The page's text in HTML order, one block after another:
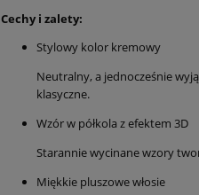
Cechy i zalety:
Stylowy kolor kremowy
Neutralny, a jednocześnie
klasyczne.
Wzór w półkola z efektem 3D
Starannie wycinane wzory
Miękkie pluszowe włosie